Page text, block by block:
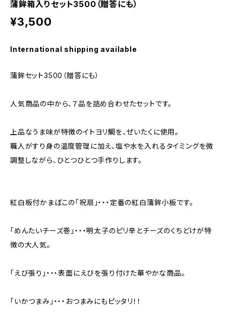
蒲鉾箱入りセット3500（贈答にも）
¥3,500
International shipping available
蒲鉾セット3500（贈答にも）
人気商品の中から、７品を詰め合わせたセットです。
上品なうま味が特徴のイトヨリ鯛を、ぜいたくに使用。
職人がすり身の温度管理に加え、塩や水を入れるタイミングを微
調整しながら、ひとつひとつ手作りします。
紅白板付かまぼこの「祝扇」・・・定番の紅白蒲鉾小板です。
「めんたいチーズ巻」・・・明太子のピリ辛とチーズのくちどけが特
徴の大人気。
「えび張り」・・・表面にえびを張り付けた華やかな商品。
「いかつまみ」・・・おつまみにもピッタリ！！